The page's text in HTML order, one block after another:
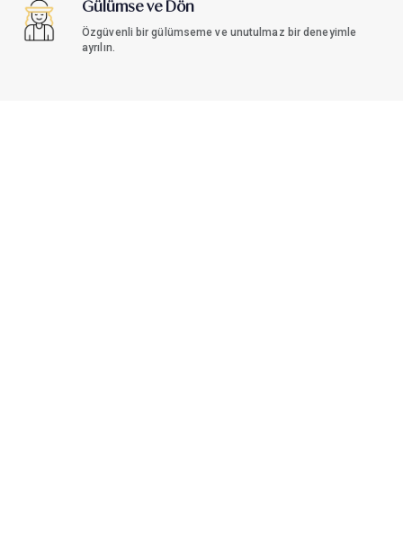
Gülümse ve Dön
Özgüvenli bir gülümseme ve unutulmaz bir deneyimle
ayrılın.